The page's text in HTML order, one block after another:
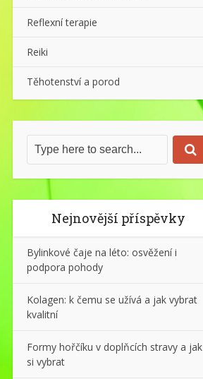
Reflexní terapie
Reiki
Těhotenství a porod
Nejnovější příspěvky
Bylinkové čaje na léto: osvěžení i
podpora pohody
Kolagen: k čemu se užívá a jak vybrat
kvalitní
Formy hořčíku v doplňcích stravy a jak
si vybrat